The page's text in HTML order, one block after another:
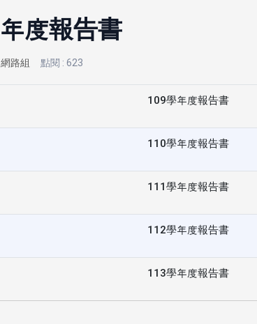
年度報告書
網路組 點閱 : 623
109學年度報告書
110學年度報告書
111學年度報告書
112學年度報告書
113學年度報告書